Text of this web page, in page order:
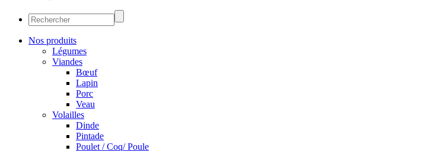
Nos produits
Légumes
Viandes
Bœuf
Lapin
Porc
Veau
Volailles
Dinde
Pintade
Poulet / Coq/ Poule